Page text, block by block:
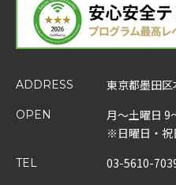
ADDRESS 東京都墨田
OPEN
月～土曜日 9
※日曜日・祝
TEL 03-5610-